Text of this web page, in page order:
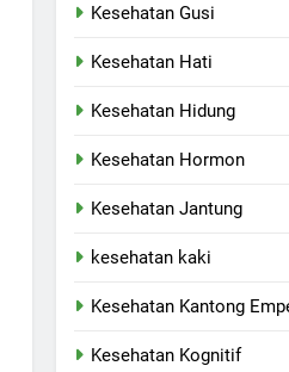
Kesehatan Gusi
Kesehatan Hati
Kesehatan Hidung
Kesehatan Hormon
Kesehatan Jantung
kesehatan kaki
Kesehatan Kantong
Kesehatan Kognitif